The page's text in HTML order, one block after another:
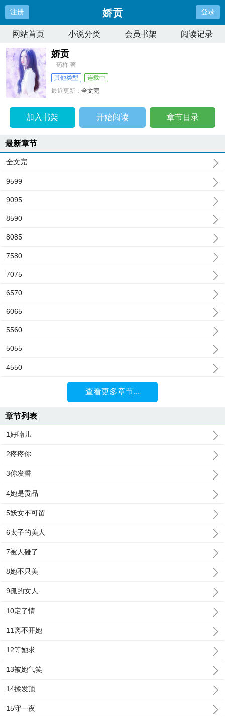
注册 娇贡 登录
网站首页 小说分类 会员书架 阅读记录
娇贡
药杵 著
其他类型
连载中
最近更新：全文完
加入书架 开始阅读 章节目录
最新章节
全文完
9599
9095
8590
8085
7580
7075
6570
6065
5560
5055
4550
查看更多章节...
章节列表
1好喃儿
2疼疼你
3你发誓
4她是贡品
5妖女不可留
6太子的美人
7被人碰了
8她不只美
9孤的女人
10定了情
11离不开她
12等她求
13被她气笑
14揉发顶
15守一夜